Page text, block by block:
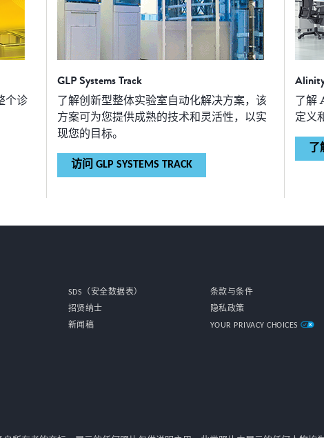
个诊
GLP Systems Track
了解创新型整体实验室自动化解决方案，该
方案可为您提供成熟的技术和灵活性，以实
现您的目标。
访问 GLP SYSTEMS TRACK
了解
定义
SDS（安全数据表）
招贤纳士
新闻稿
条款与条件
隐私政策
YOUR PRIVACY CHOICES